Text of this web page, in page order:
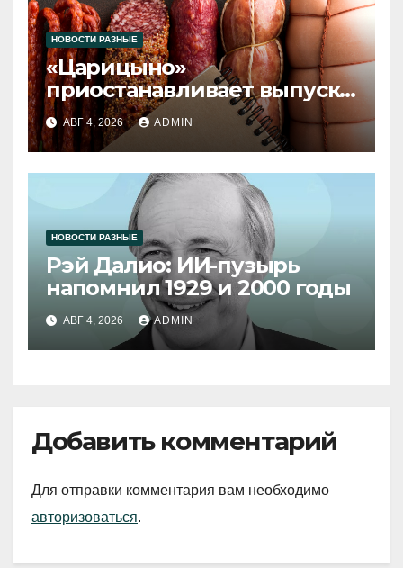
НОВОСТИ РАЗНЫЕ
«Царицыно»
приостанавливает выпуск
продукции
АВГ 4, 2026 ADMIN
НОВОСТИ РАЗНЫЕ
Рэй Далио: ИИ-пузырь
напомнил 1929 и 2000 годы
АВГ 4, 2026 ADMIN
Добавить комментарий
Для отправки комментария вам необходимо
авторизоваться.